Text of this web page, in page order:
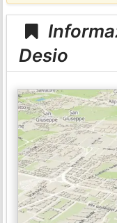
Desio